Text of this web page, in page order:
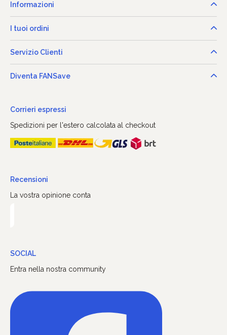
Informazioni
I tuoi ordini
Servizio Clienti
Diventa FANSave
Corrieri espressi
Spedizioni per l'estero calcolata al checkout
Recensioni
La vostra opinione conta
SOCIAL
Entra nella nostra community